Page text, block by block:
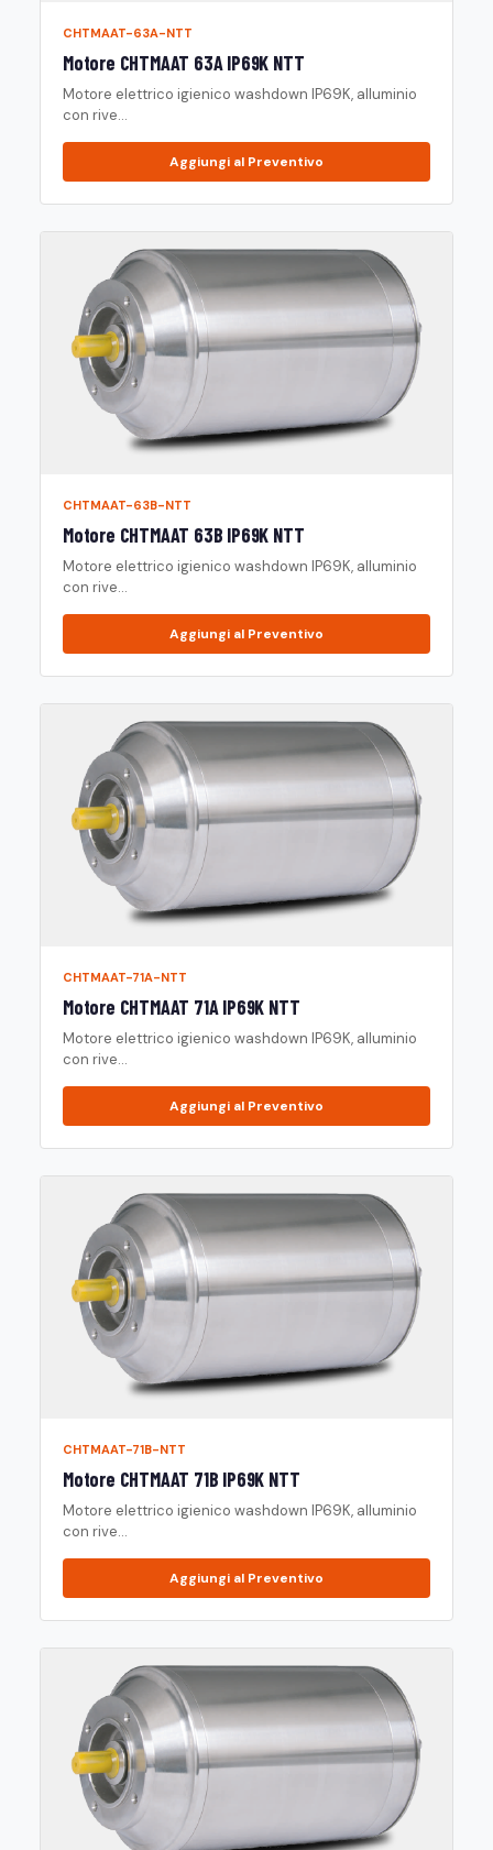
CHTMAAT-63A-NTT
Motore CHTMAAT 63A IP69K NTT
Motore elettrico igienico washdown IP69K, alluminio
con rive...
Aggiungi al Preventivo
CHTMAAT-63B-NTT
Motore CHTMAAT 63B IP69K NTT
Motore elettrico igienico washdown IP69K, alluminio
con rive...
Aggiungi al Preventivo
CHTMAAT-71A-NTT
Motore CHTMAAT 71A IP69K NTT
Motore elettrico igienico washdown IP69K, alluminio
con rive...
Aggiungi al Preventivo
CHTMAAT-71B-NTT
Motore CHTMAAT 71B IP69K NTT
Motore elettrico igienico washdown IP69K, alluminio
con rive...
Aggiungi al Preventivo